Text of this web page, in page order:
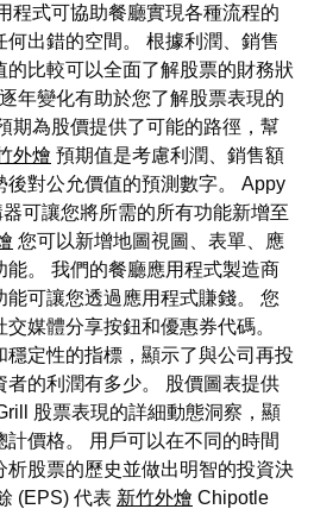
程式可協助餐廳實現各種流程的
何出錯的空間。 根據利潤、銷售
比較可以全面了解股票的財務狀
年變化有助於您了解股票表現的
期為股價提供了可能的路徑，幫
外燴 預期值是考慮利潤、銷售額
後對公允價值的預測數字。 Appy
可讓您將所需的所有功能新增至
您可以新增地圖視圖、表單、應
能。 我們的餐廳應用程式製造商
可讓您透過應用程式賺錢。 您
媒體分享按鈕和優惠券代碼。
定性的指標，顯示了與公司再投
者的利潤有多少。 股價圖表提供
股票表現的詳細動態洞察，顯
價格。 用戶可以在不同的時間
析股票的歷史並做出明智的投資決
(EPS) 代表 新竹外燴 Chipotle